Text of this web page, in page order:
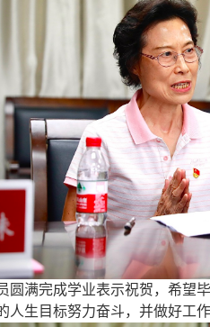
圆满完成学业表示祝贺，希望
人生目标努力奋斗，并做好工